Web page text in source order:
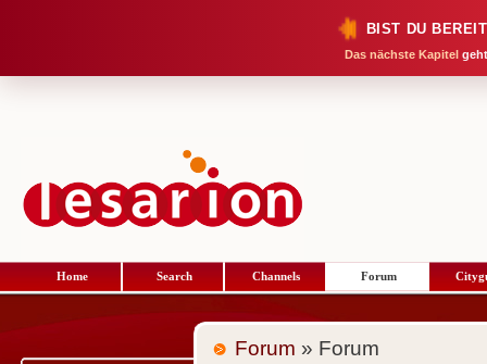
BIST DU
Das nächste Kapitel
Home Search Channels Forum
Forum » Forum